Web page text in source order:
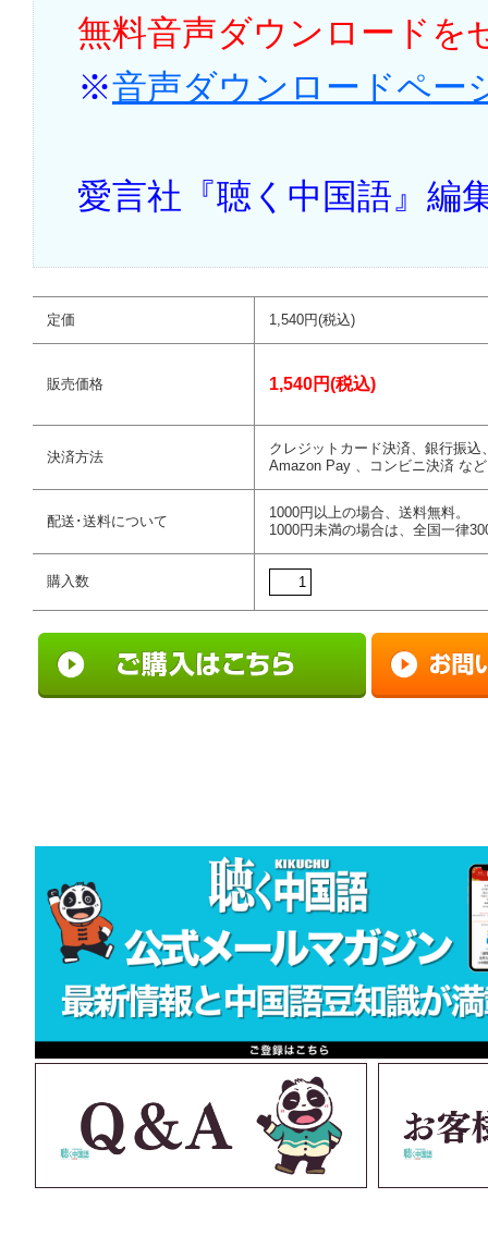
無料音声ダウンロードを
※音声ダウンロードペー
愛言社『聴く中国語』編
定価 1,540円(税込)
販売価格 1,540円(税込)
決済方法
クレジットカード決済、銀行振込
Amazon Pay 、コンビニ決済 など
配送･送料について
1000円以上の場合、送料無料。
1000円未満の場合は、全国一律
購入数